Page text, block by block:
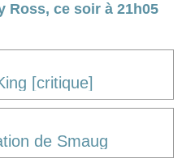
Ross, ce soir à 21h05
[critique]
de Smaug